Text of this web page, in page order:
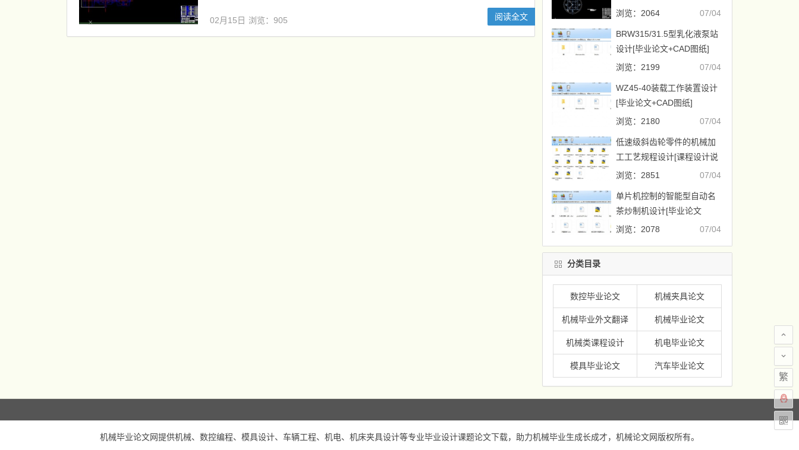
02月15日 浏览：905 阅读全文
07/04
浏览：2064
BRW315/31.5型乳化液泵站
设计[毕业论文+CAD图纸]
07/04
浏览：2199
WZ45-40装载工作装置设计
[毕业论文+CAD图纸]
07/04
浏览：2180
低速级斜齿轮零件的机械加
工工艺规程设计[课程设计说
明书+CAD图纸]
07/04
浏览：2851
单片机控制的智能型自动名
茶炒制机设计[毕业论文
+CAD图纸]
07/04
浏览：2078
分类目录
数控毕业论文 机械夹具论文
机械毕业外文翻译 机械毕业论文
机械类课程设计 机电毕业论文
模具毕业论文 汽车毕业论文
机械毕业论文网提供机械、数控编程、模具设计、车辆工程、机电、机床夹具设计等专业毕业设计课题论文下载，助力机械毕业生成长成才， 机械论文网版权所有。
繁